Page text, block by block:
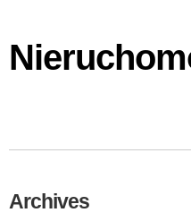
Archives